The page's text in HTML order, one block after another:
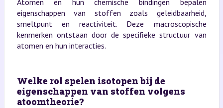
eigenschappen van stoffen zoals geleidbaarheid,
smeltpunt en reactiviteit. Deze macroscopische
kenmerken ontstaan door de specifieke structuur van
atomen en hun interacties.
Welke rol spelen isotopen bij de
eigenschappen van stoffen volgens
atoomtheorie?